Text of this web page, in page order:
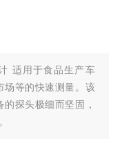
适用于食品生产车
场等的快速测量。该
探头极细而坚固，